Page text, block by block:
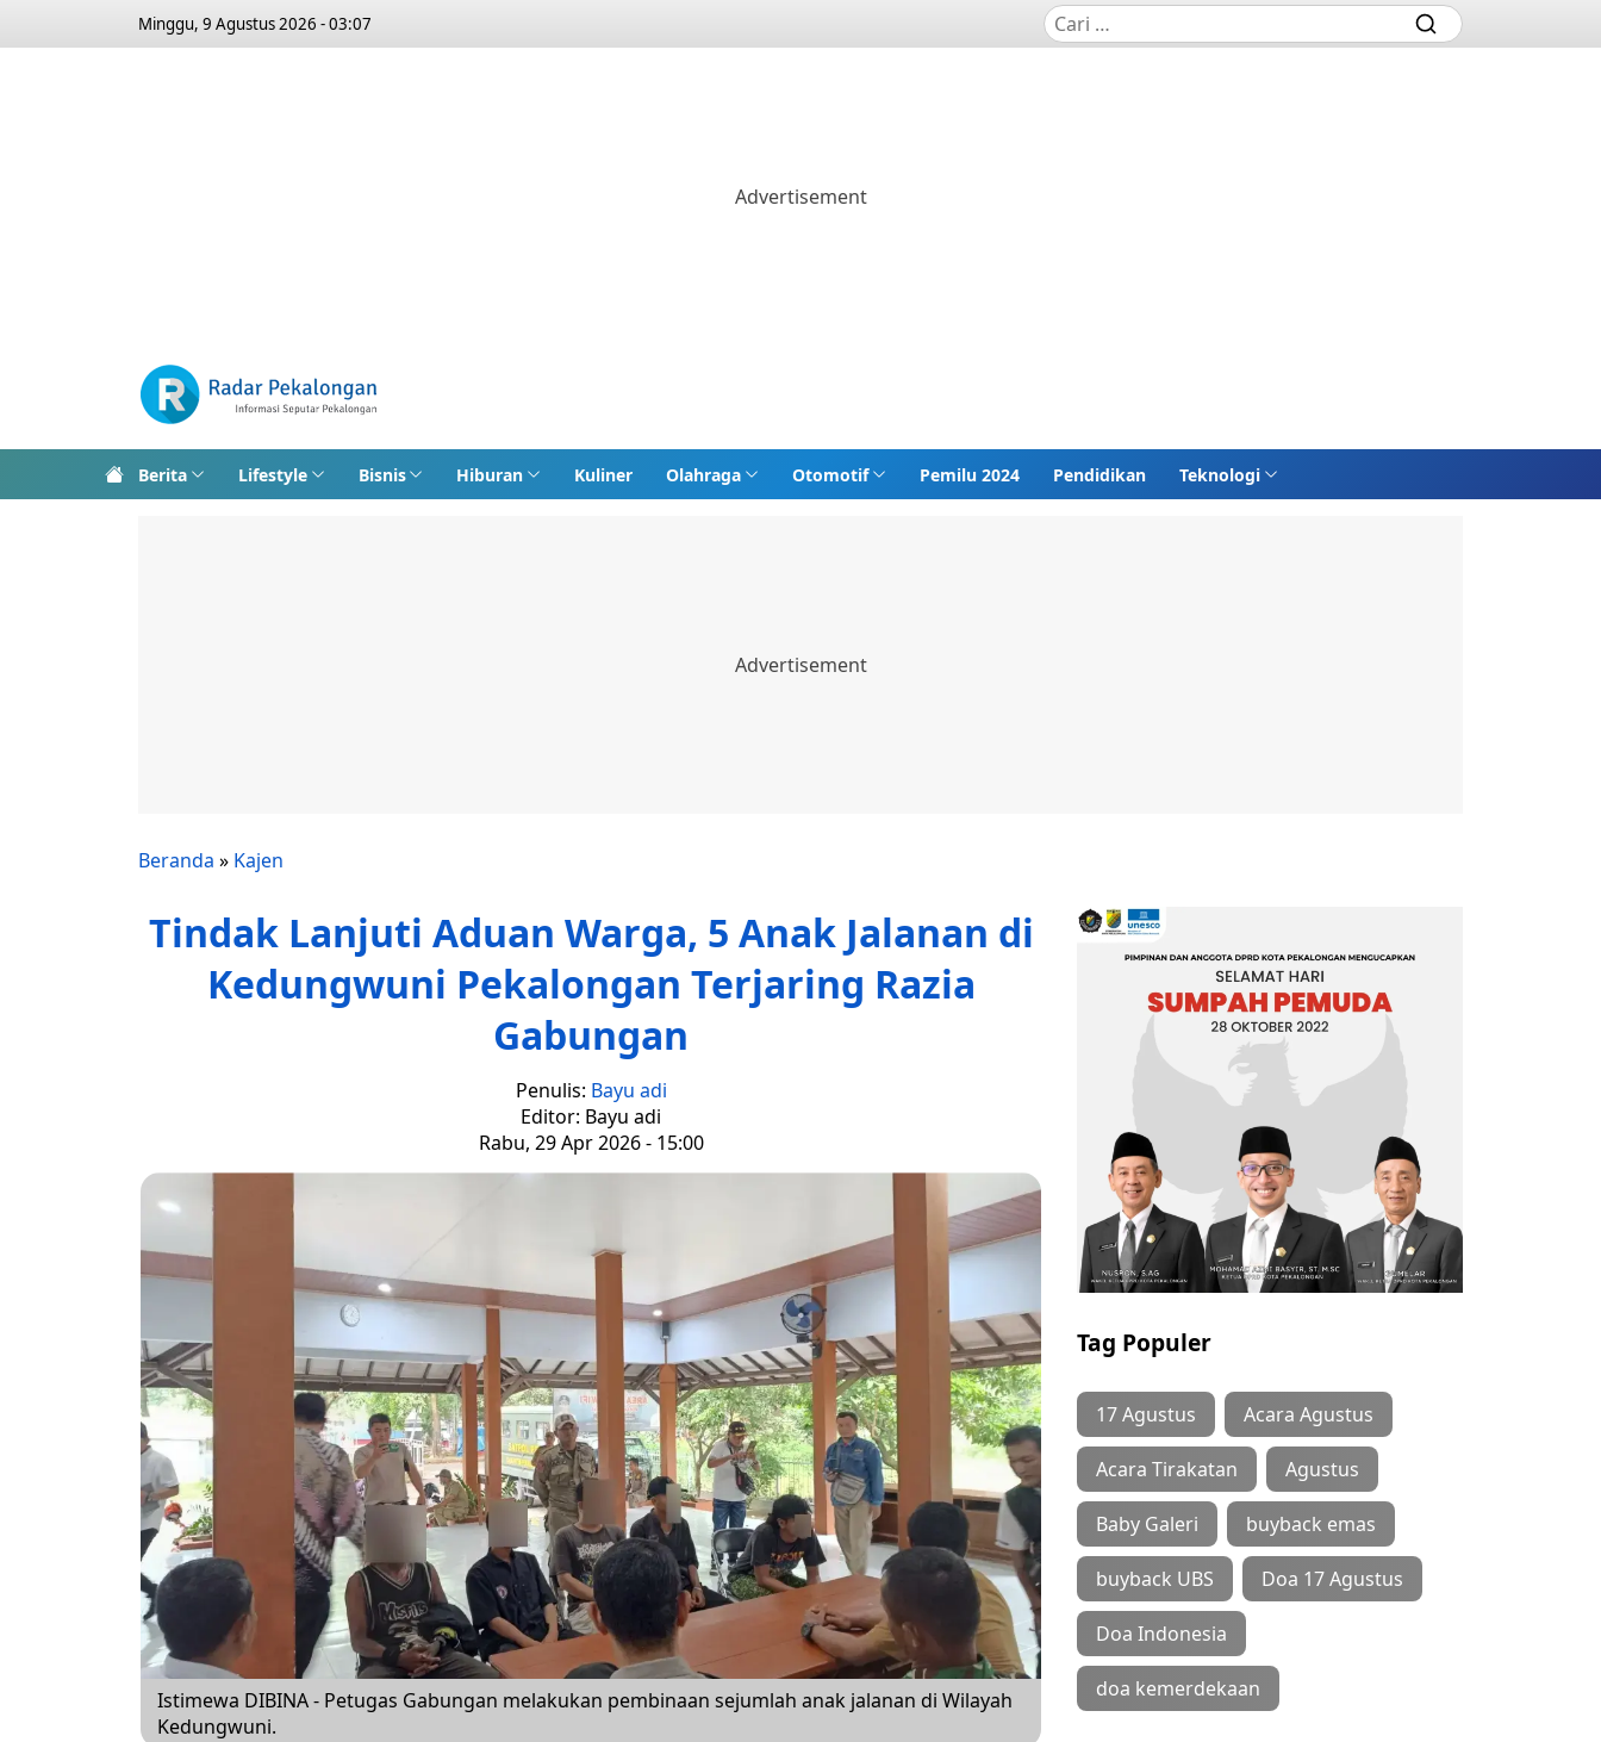
Minggu, 9 Agustus 2026 - 03:07
Berita Lifestyle Bisnis Hiburan Kuliner Olahraga Otomotif Pemilu 2024 Pendidikan Teknologi
Beranda » Kajen
Tindak Lanjuti Aduan Warga, 5 Anak Jalanan di
Kedungwuni Pekalongan Terjaring Razia
Gabungan
Penulis: Bayu adi
Editor: Bayu adi
Rabu, 29 Apr 2026 - 15:00
Istimewa DIBINA - Petugas Gabungan melakukan pembinaan sejumlah anak jalanan di Wilayah
Kedungwuni.
Tag Populer
17 Agustus Acara Agustus
Acara Tirakatan Agustus
Baby Galeri buyback emas
buyback UBS Doa 17 Agustus
Doa Indonesia
doa kemerdekaan